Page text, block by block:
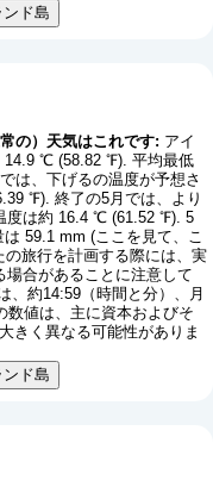
ド島
の）天気はこれです: アイ
14.9 ℃ (58.82 ℉). 平均最低
は、下げるの温度が予想さ
℉). 終了の5月では、より
度は約 16.4 ℃ (61.52 ℉). 5
は 59.1 mm (ここを見て、こ
の旅行を計画する際には、実
合があることに注意して
、約14:59（時間と分）、月
数値は、主に資本およびそ
きく異なる可能性がありま
ド島